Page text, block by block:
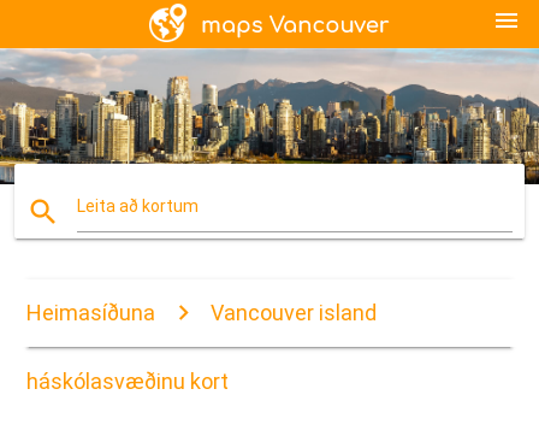
menu
search Leita að kortum
Heimasíðuna Vancouver island
háskólasvæðinu kort